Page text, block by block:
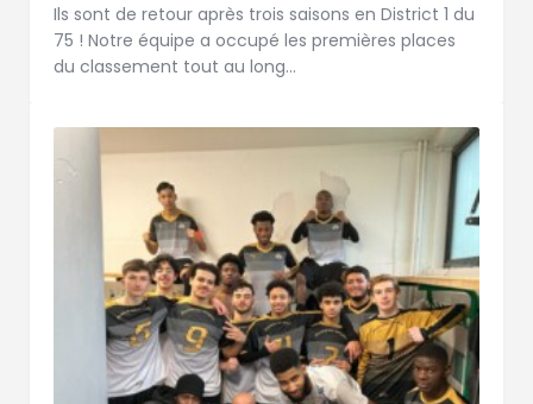
Ils sont de retour après trois saisons en District 1 du
75 ! Notre équipe a occupé les premières places
du classement tout au long…